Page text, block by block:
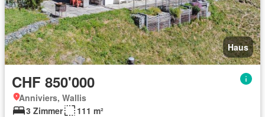
Haus
CHF 850'000
Anniviers, Wallis
3 Zimmer
111 m²